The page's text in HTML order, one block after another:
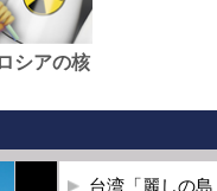
シアの核
台湾「麗しの島